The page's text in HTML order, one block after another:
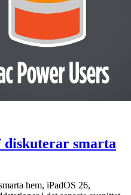
diskuterar smarta
hem, iPadOS 26,